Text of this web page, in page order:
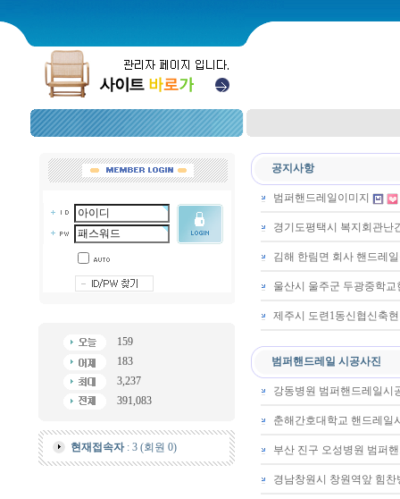
159
183
3,237
391,083
현재접속자: 3 (회원 0)
공지사항
범퍼핸드레일이미지
경기도평택시 복지회관
김해 한림면 회사 핸드레
울산시 울주군 두광중학
제주시 도련1동신협신축
범퍼핸드레일 시공사진
강동병원 범퍼핸드레일시
춘해간호대학교 핸드레일
부산 진구 오성병원 범퍼
경남창원시 창원역앞 힘